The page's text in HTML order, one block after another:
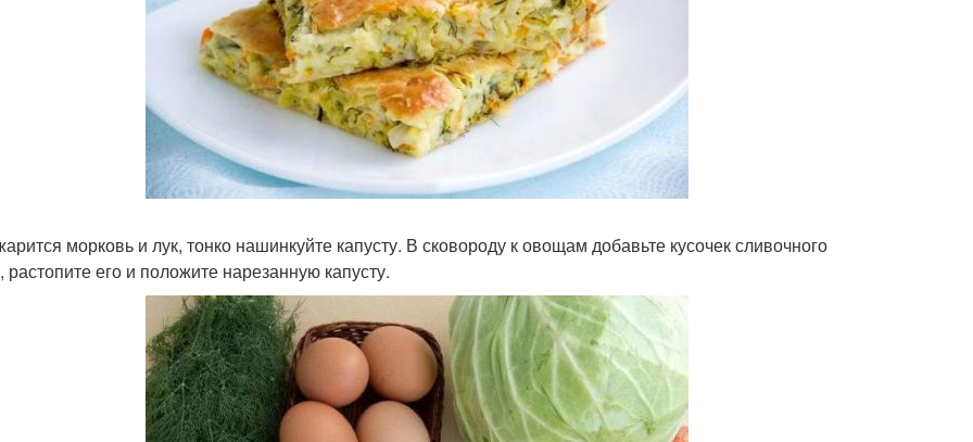
морковь и лук, тонко нашинкуйте капусту. В сковороду к овощам добавьте кусочек сливочного
растопите его и положите нарезанную капусту.